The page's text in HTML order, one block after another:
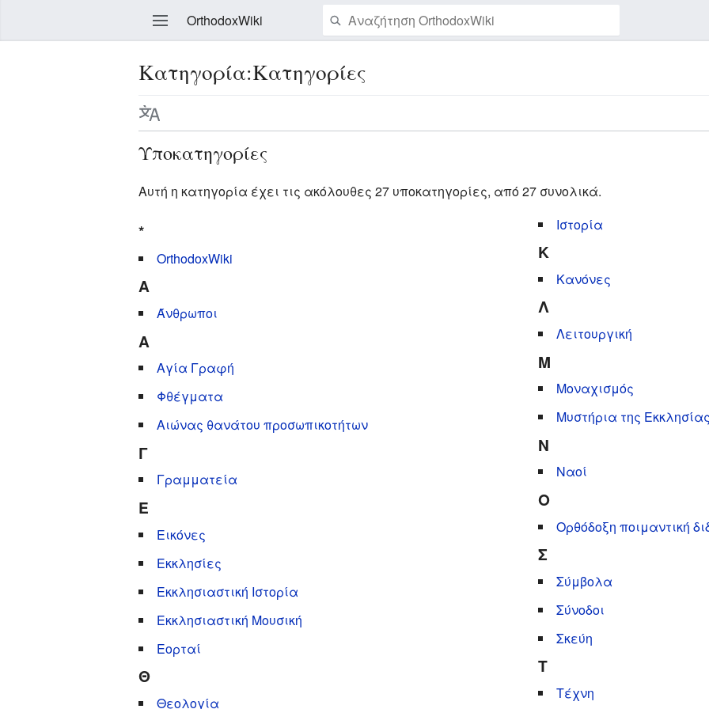
OrthodoxWiki
Επεξεργασία
Κατηγορία:Κατηγορίες
Υποκατηγορίες
Αυτή η κατηγορία έχει τις ακόλουθες 27 υποκατηγορίες, από 27 συνολικά.
*
OrthodoxWiki
A
Άνθρωποι
Α
Αγία Γραφή
Φθέγματα
Αιώνας θανάτου προσωπικοτήτων
Γ
Γραμματεία
Ε
Εικόνες
Εκκλησίες
Εκκλησιαστική Ιστορία
Εκκλησιαστική Μουσική
Εορταί
Θ
Θεολογία
Ιστορία
Κ
Κανόνες
Λ
Λειτουργική
Μ
Μοναχισμός
Μυστήρια της Εκκλησίας
Ν
Ναοί
Ο
Ορθόδοξη ποιμαντική
Σ
Σύμβολα
Σύνοδοι
Σκεύη
Τ
Τέχνη